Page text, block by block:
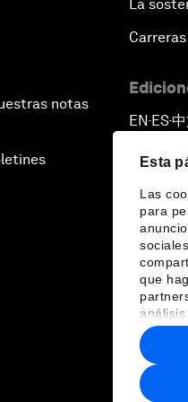
Esta
Las
para
que
haya
hecho
notas
La
EN ▪ ES▪